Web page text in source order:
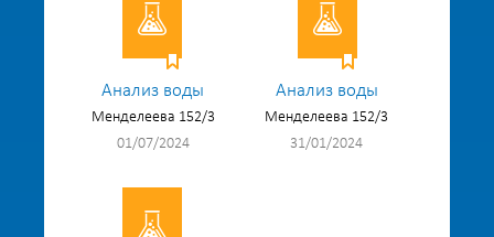
Анализ воды
Менделеева 152/3
01/07/2024
Анализ воды
Менделеева 152/3
31/01/2024